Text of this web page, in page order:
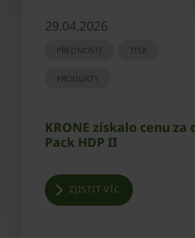
29.04.2026
PŘEDNOSTI TISK
PRODUKTY
KRONE získalo cenu za
Pack HDP II
ZJISTIT VÍC